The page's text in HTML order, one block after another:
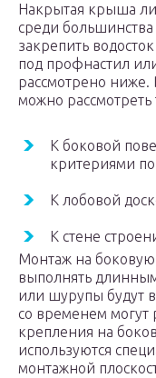
Накрытая крыша
среди
закрепить
под профнастил
рассмотрено ниже.
можно
К боковой
критериями
К лобовой
К стене
Монтаж на боковую
выполнять
или шурупы будут
со временем могут
крепления на
используются
монтажной